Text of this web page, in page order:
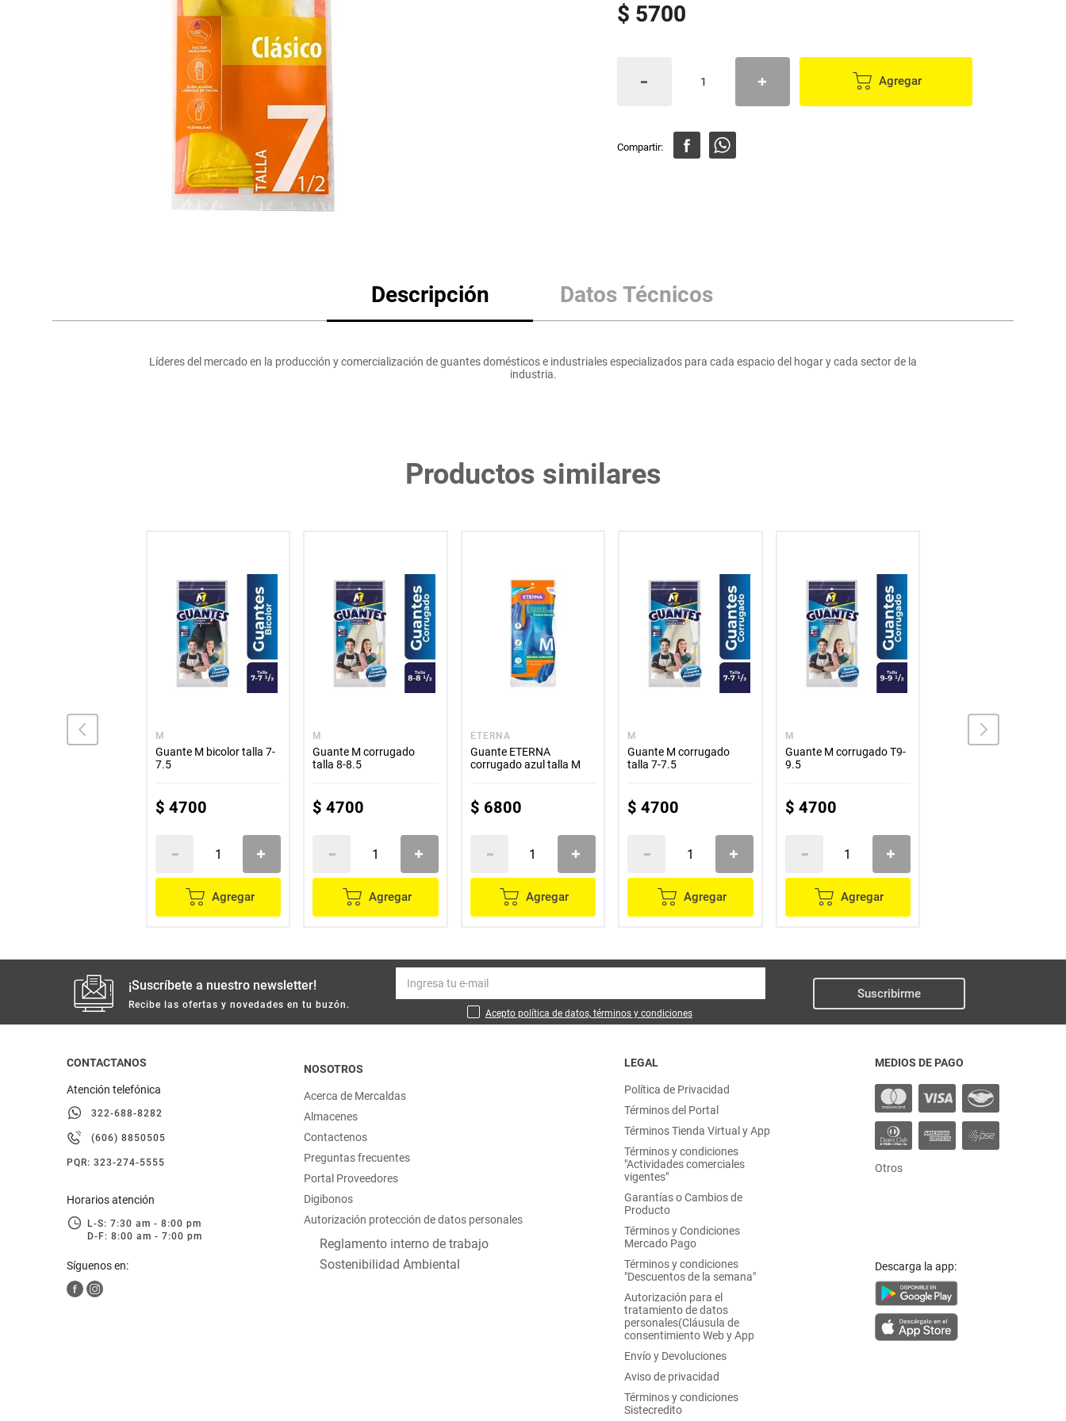
otros
$ 5700
Agregar
Descripción Datos Técnicos
Líderes del mercado en la producción y comercialización de guantes domésticos e industriales especializados para cada espacio del hogar y cada sector de la
industria.
Productos similares
M
Guante M bicolor talla 7-
7.5
$ 4700
Agregar
M
Guante M corrugado
talla 8-8.5
$ 4700
Agregar
ETERNA
Guante ETERNA
corrugado azul talla M
$ 6800
Agregar
M
Guante M corrugado
talla 7-7.5
$ 4700
Agregar
M
Guante M corrugado T9-
9.5
$ 4700
Agregar
ETERNA
¡Suscríbete a nuestro newsletter!
Recibe las ofertas y novedades en tu buzón.
Acepto política de datos, términos y condiciones
Suscribirme
CONTACTANOS
Atención telefónica
322-688-8282
(606) 8850505
PQR: 323-274-5555
Horarios atención
L-S: 7:30 am - 8:00 pm
D-F: 8:00 am - 7:00 pm
Síguenos en:
NOSOTROS
Acerca de Mercaldas
Almacenes
Contactenos
Preguntas frecuentes
Portal Proveedores
Digibonos
Autorización protección de datos personales
Reglamento interno de trabajo
Sostenibilidad Ambiental
LEGAL
Política de Privacidad
Términos del Portal
Términos Tienda Virtual y App
Términos y condiciones
"Actividades comerciales
vigentes"
Garantías o Cambios de
Producto
Términos y Condiciones
Mercado Pago
Términos y condiciones
"Descuentos de la semana"
Autorización para el
tratamiento de datos
personales(Cláusula de
consentimiento Web y App
Envío y Devoluciones
Aviso de privacidad
Términos y condiciones
Sistecredito
MEDIOS DE PAGO
Otros
Descarga la app: